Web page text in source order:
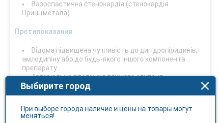
Вазоспастична стенокардія (стенокардія
Принцметала).
Протипоказання
Відома підвищена чутливість до дигідропіридинів,
амлодипіну або до будь-якого іншого компонента
препарату.
Артеріальна гіпотензія тяжкого ступеня.
Шок (включаючи кардіогенний шок).
Обструкція вивідного тракту лівого шлуночка
Гемодинамічно нестабільна серцева недостатність
Выбирите город
При выборе города наличие и цены на товары могут
меняться!